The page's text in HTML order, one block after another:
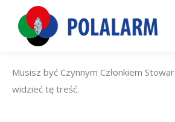
Musisz być Czynnym Członkiem
widzieć tę treść.